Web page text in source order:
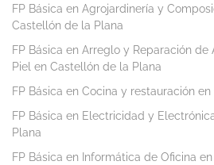
FP Básica en Agrojardinería y
Castellón de la Plana
FP Básica en Arreglo y Reparación
Piel en Castellón de la Plana
FP Básica en Cocina y restauración
FP Básica en Electricidad y
Plana
FP Básica en Informática de Oficina